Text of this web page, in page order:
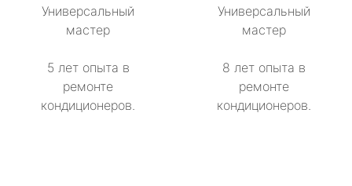
Универсальный
мастер
5 лет опыта в
ремонте
кондиционеров.
Универсальный
мастер
8 лет опыта в
ремонте
кондиционеров.